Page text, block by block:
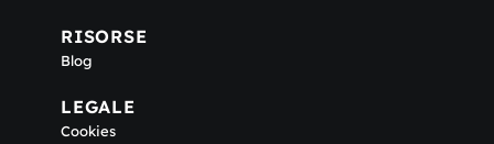
RISORSE
Blog
LEGALE
Cookies